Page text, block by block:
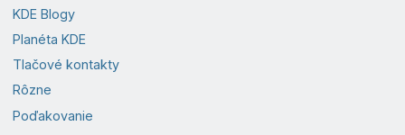
KDE Blogy
Planéta KDE
Tlačové kontakty
Rôzne
Poďakovanie